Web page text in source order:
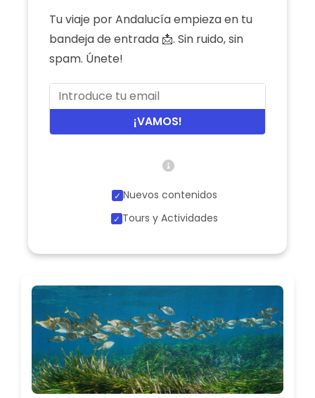
Tu viaje por Andalucía empieza en tu
bandeja de entrada 📩. Sin ruido, sin
spam. Únete!
¡VAMOS!
Nuevos contenidos
Tours y Actividades